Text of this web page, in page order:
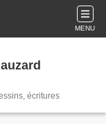
MENU
écritures